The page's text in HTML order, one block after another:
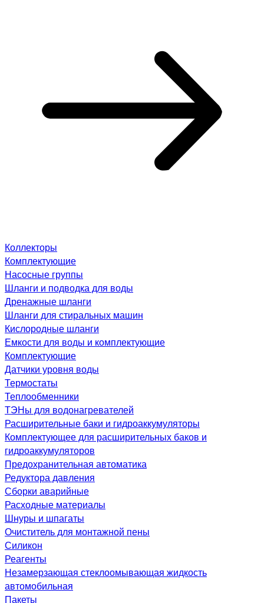
Коллекторы
Комплектующие
Насосные группы
Шланги и подводка для воды
Дренажные шланги
Шланги для стиральных машин
Кислородные шланги
Емкости для воды и комплектующие
Комплектующие
Датчики уровня воды
Термостаты
Теплообменники
ТЭНы для водонагревателей
Расширительные баки и гидроаккумуляторы
Комплектующее для расширительных баков и
гидроаккумуляторов
Предохранительная автоматика
Редуктора давления
Сборки аварийные
Расходные материалы
Шнуры и шпагаты
Очиститель для монтажной пены
Силикон
Реагенты
Незамерзающая стеклоомывающая жидкость
автомобильная
Пакеты